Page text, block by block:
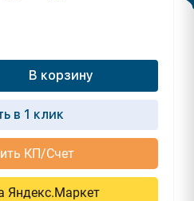
В корзину
в 1 клик
КП/Счет
Яндекс.Маркет